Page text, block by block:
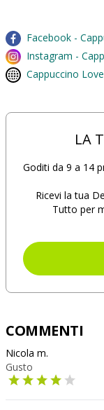
Facebook -
Instagram -
Cappuccino
LA
Goditi da 9 a 14
Ricevi la tua
Tutto per
COMMENTI
Nicola m.
Gusto